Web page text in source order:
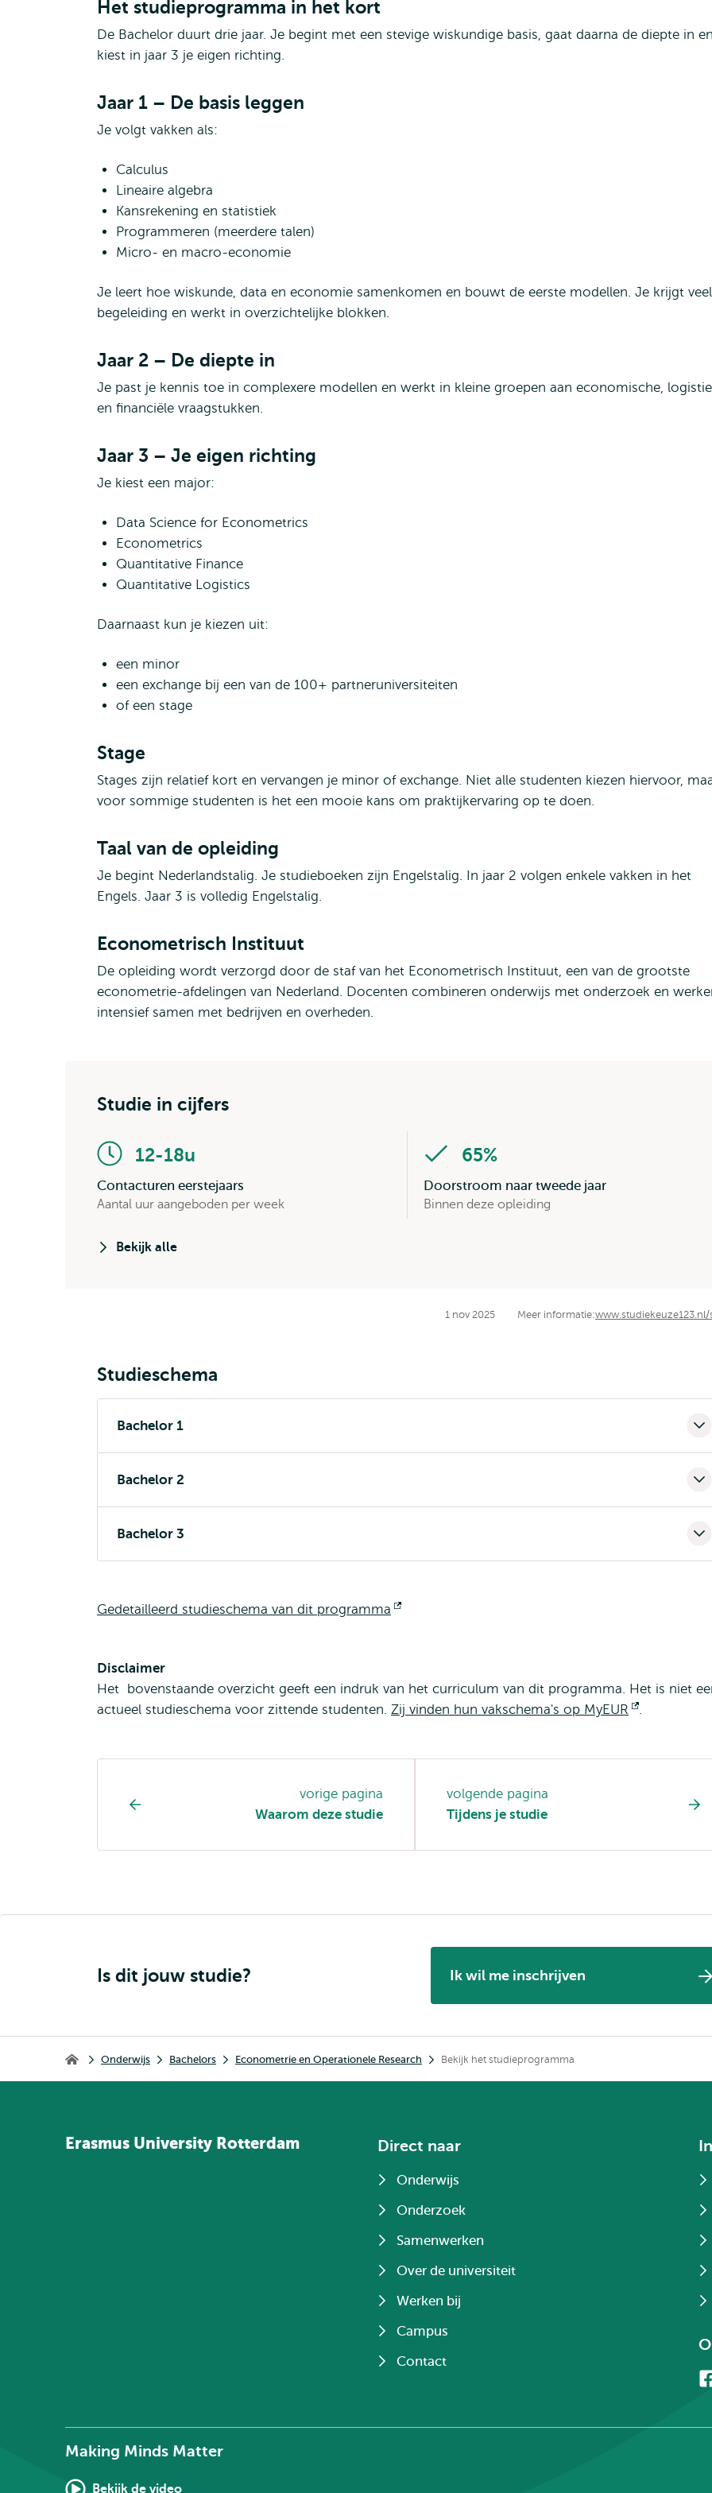
Het studieprogramma in het kort
De Bachelor duurt drie jaar. Je begint met een stevige wiskundige basis, gaat daarna de diepte in
kiest in jaar 3 je eigen richting.
Jaar 1 – De basis leggen
Je volgt vakken als:
Calculus
Lineaire algebra
Kansrekening en statistiek
Programmeren (meerdere talen)
Micro- en macro-economie
Je leert hoe wiskunde, data en economie samenkomen en bouwt de eerste modellen. Je krijgt veel
begeleiding en werkt in overzichtelijke blokken.
Jaar 2 – De diepte in
Je past je kennis toe in complexere modellen en werkt in kleine groepen aan economische,
en financiële vraagstukken.
Jaar 3 – Je eigen richting
Je kiest een major:
Data Science for Econometrics
Econometrics
Quantitative Finance
Quantitative Logistics
Daarnaast kun je kiezen uit:
een minor
een exchange bij een van de 100+ partneruniversiteiten
of een stage
Stage
Stages zijn relatief kort en vervangen je minor of exchange. Niet alle studenten kiezen hiervoor,
voor sommige studenten is het een mooie kans om praktijkervaring op te doen.
Taal van de opleiding
Je begint Nederlandstalig. Je studieboeken zijn Engelstalig. In jaar 2 volgen enkele vakken in het
Engels. Jaar 3 is volledig Engelstalig.
Econometrisch Instituut
De opleiding wordt verzorgd door de staf van het Econometrisch Instituut, een van de grootste
econometrie-afdelingen van Nederland. Docenten combineren onderwijs met onderzoek en
intensief samen met bedrijven en overheden.
Studie in cijfers
12-18u
Contacturen eerstejaars
Aantal uur aangeboden per week
65%
Doorstroom naar tweede jaar
Binnen deze opleiding
Bekijk alle
1 nov 2025 Meer informatie:www.studiekeuze123.nl/
Studieschema
Bachelor 1
Bachelor 2
Bachelor 3
Gedetailleerd studieschema van dit programma
Disclaimer
Het bovenstaande overzicht geeft een indruk van het curriculum van dit programma. Het is niet
actueel studieschema voor zittende studenten. Zij vinden hun vakschema's op MyEUR
Opent
.
pagina
vorige pagina
Waarom deze studie
volgende pagina
Tijdens je studie
Is dit jouw studie? Ik wil me inschrijven
Home Onderwijs Bachelors Econometrie en Operationele Research Bekijk het studieprogramma
Erasmus University Rotterdam Direct naar
Onderwijs
Onderzoek
Samenwerken
Over de universiteit
Werken bij
Campus
Contact
Making Minds Matter
Bekijk de video